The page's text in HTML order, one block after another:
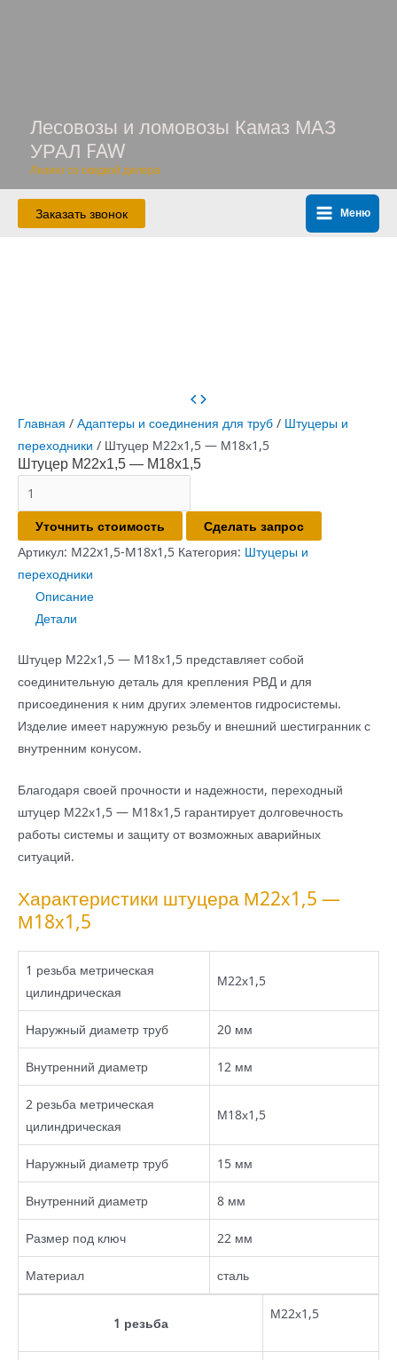
Лесовозы и ломовозы Камаз МАЗ
УРАЛ FAW
Лизинг со скидкой дилера
Заказать звонок
Main
Меню
Главная / Адаптеры и соединения для труб / Штуцеры и
переходники / Штуцер М22х1,5 — М18х1,5
Штуцер М22х1,5 — М18х1,5
Количество
товара
Штуцер
М22х1,5
-
М18х1,5
Уточнить стоимость
Сделать запрос
Артикул: M22x1,5-M18x1,5 Категория: Штуцеры и
переходники
Описание
Детали
Штуцер М22х1,5 — М18х1,5 представляет собой
соединительную деталь для крепления РВД и для
присоединения к ним других элементов гидросистемы.
Изделие имеет наружную резьбу и внешний шестигранник с
внутренним конусом.
Благодаря своей прочности и надежности, переходный
штуцер М22х1,5 — М18х1,5 гарантирует долговечность
работы системы и защиту от возможных аварийных
ситуаций.
Характеристики штуцера М22х1,5 —
М18х1,5
1 резьба метрическая
цилиндрическая
М22х1,5
Наружный диаметр труб 20 мм
Внутренний диаметр 12 мм
2 резьба метрическая
цилиндрическая
М18х1,5
Наружный диаметр труб 15 мм
Внутренний диаметр 8 мм
Размер под ключ 22 мм
Материал сталь
1 резьба
М22х1,5